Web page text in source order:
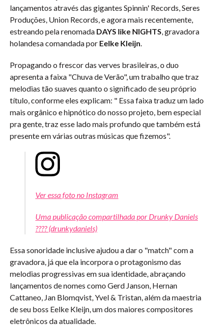
lançamentos através das gigantes Spinnin' Records, Seres
Produções, Union Records, e agora mais recentemente,
estreando pela renomada DAYS like NIGHTS, gravadora
holandesa comandada por Eelke Kleijn.
Propagando o frescor das verves brasileiras, o duo
apresenta a faixa "Chuva de Verão", um trabalho que traz
melodias tão suaves quanto o significado de seu próprio
título, conforme eles explicam: " Essa faixa traduz um lado
mais orgânico e hipnótico do nosso projeto, bem especial
pra gente, traz esse lado mais profundo que também está
presente em várias outras músicas que fizemos".
Ver essa foto no Instagram
Uma publicação compartilhada por Drunky Daniels
???? (drunkydaniels)
Essa sonoridade inclusive ajudou a dar o "match" com a
gravadora, já que ela incorpora o protagonismo das
melodias progressivas em sua identidade, abraçando
lançamentos de nomes como Gerd Janson, Hernan
Cattaneo, Jan Blomqvist, Yvel & Tristan, além da maestria
de seu boss Eelke Kleijn, um dos maiores compositores
eletrônicos da atualidade.